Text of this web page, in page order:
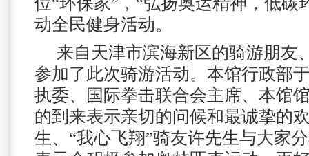
动全民健身活动。
来自天津市滨海新区的骑游朋友
参加了此次骑游活动。本馆行政部
执委、国际拳击联合会主席、本馆
的到来表示亲切的问候和最诚挚的
生、“我心飞翔”骑友许先生与大家